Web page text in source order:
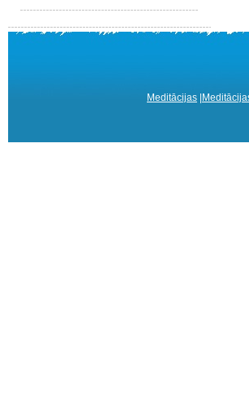
Meditācijas